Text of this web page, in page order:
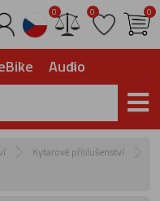
0 0 0
Audio
Kytarové příslušenství